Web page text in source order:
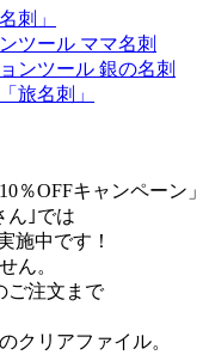
％OFFキャンペーン」
ん｣では
施中です！
ん。
ご注文まで
クリアファイル。